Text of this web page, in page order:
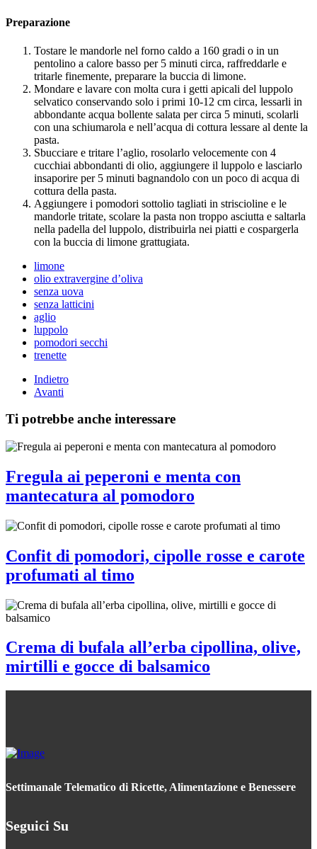
Preparazione
Tostare le mandorle nel forno caldo a 160 gradi o in un
pentolino a calore basso per 5 minuti circa, raffreddarle e
tritarle finemente, preparare la buccia di limone.
Mondare e lavare con molta cura i getti apicali del luppolo
selvatico conservando solo i primi 10-12 cm circa, lessarli in
abbondante acqua bollente salata per circa 5 minuti, scolarli
con una schiumarola e nell’acqua di cottura lessare al dente la
pasta.
Sbucciare e tritare l’aglio, rosolarlo velocemente con 4
cucchiai abbondanti di olio, aggiungere il luppolo e lasciarlo
insaporire per 5 minuti bagnandolo con un poco di acqua di
cottura della pasta.
Aggiungere i pomodori sottolio tagliati in striscioline e le
mandorle tritate, scolare la pasta non troppo asciutta e saltarla
nella padella del luppolo, distribuirla nei piatti e cospargerla
con la buccia di limone grattugiata.
limone
olio extravergine d’oliva
senza uova
senza latticini
aglio
luppolo
pomodori secchi
trenette
Indietro
Avanti
Ti potrebbe anche interessare
Fregula ai peperoni e menta con
mantecatura al pomodoro
Confit di pomodori, cipolle rosse e carote
profumati al timo
Crema di bufala all’erba cipollina, olive,
mirtilli e gocce di balsamico
Settimanale Telematico di Ricette, Alimentazione e Benessere
Seguici Su